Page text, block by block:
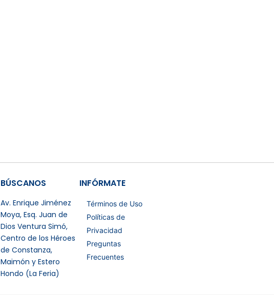
BÚSCANOS
Av. Enrique Jiménez
Moya, Esq. Juan de
Dios Ventura Simó,
Centro de los Héroes
de Constanza,
Maimón y Estero
Hondo (La Feria)
INFÓRMATE
Términos de Uso
Políticas de
Privacidad
Preguntas
Frecuentes